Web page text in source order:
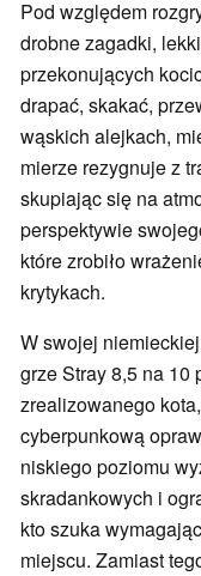
Pod względem
drobne zagadki,
przekonujących
drapać, skakać,
wąskich alejkach,
mierze rezygnuje z
skupiając się na
perspektywie
które zrobiło
krytykach.
W swojej
grze Stray 8,5 na 10
zrealizowanego
cyberpunkową
niskiego poziomu
skradankowych i
kto szuka
miejscu. Zamiast